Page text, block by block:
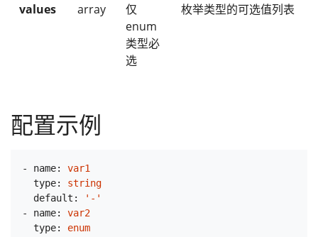
values array
仅
enum
类型必
选
枚举类型的可选值列表
配置示例
- name:
var1
type:
string
default:
'-'
-
name:
var2
type:
enum